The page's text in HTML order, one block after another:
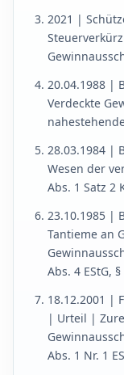
2021 |
20.04.1988 |
Verdeckte
28.03.1984 |
Wesen der
Abs. 1 Satz 2
23.10.1985 |
Tantieme an
Abs. 4 EStG,
18.12.2001 |
| Urteil |
Abs. 1 Nr. 1